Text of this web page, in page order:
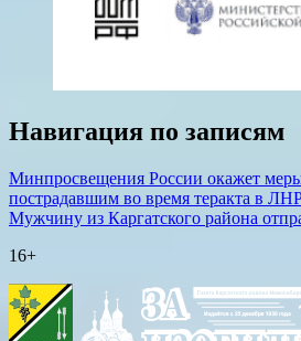
Навигация по записям
Минпросвещения России окажет
пострадавшим во время теракта в
Мужчину из Каргатского района
16+